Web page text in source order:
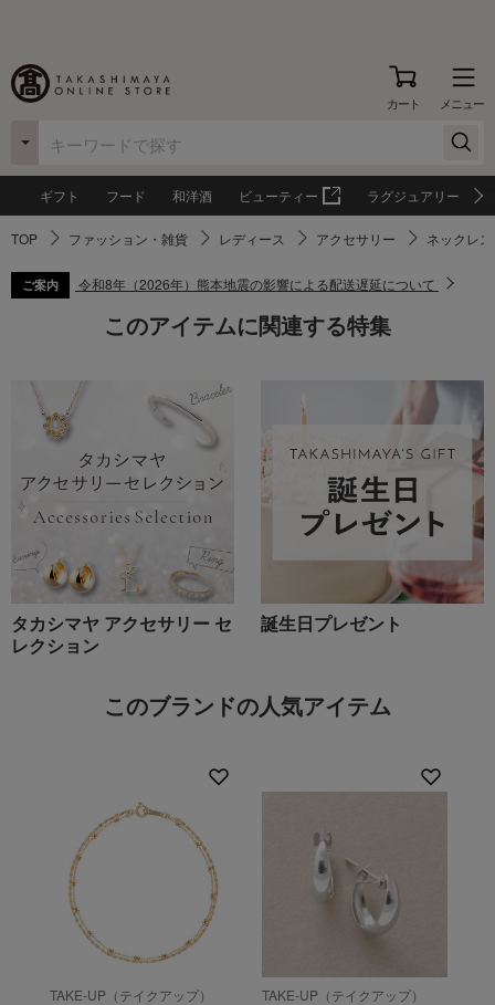
カート メニュー
ギフト フード 和洋酒 ビューティー ラグジュアリー
TOP ファッション・雑貨 レディース アクセサリー ネックレ
ご案内 令和8年（2026年）熊本地震の影響による配送遅延について
このアイテムに関連する特集
タカシマヤ アクセサリー セ
レクション
誕生日プレゼント
このブランドの人気アイテム
TAKE-UP（テイクアップ） TAKE-UP（テイクアップ）